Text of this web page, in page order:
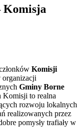
Komisja
Komisji
organizacji
Gminy Borne
Komisji to realna
rozwoju lokalnych
realizowanych przez
pomysły trafiały w